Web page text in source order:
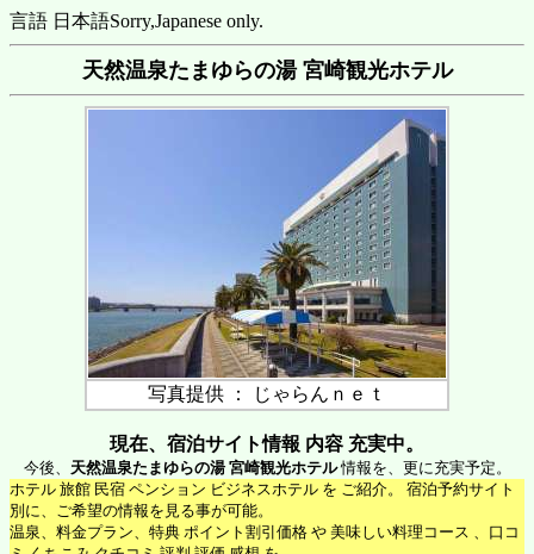
言語 日本語Sorry,Japanese only.
天然温泉たまゆらの湯 宮崎観光ホテル
写真提供 ： じゃらんｎｅｔ
現在、宿泊サイト情報 内容 充実中。
今後、 天然温泉たまゆらの湯 宮崎観光ホテル情報を、更に充実予定。
ホテル 旅館 民宿 ペンション ビジネスホテル を ご紹介。 宿泊予約サイト
別に、ご希望の情報を見る事が可能。
温泉、料金プラン、特典 ポイント割引価格 や 美味しい料理コース 、口コ